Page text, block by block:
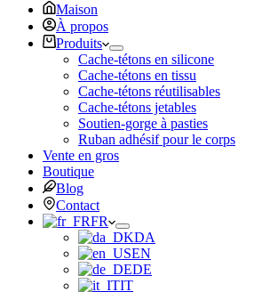
Maison
À propos
Produits
Cache-tétons en silicone
Cache-tétons en tissu
Cache-tétons réutilisables
Cache-tétons jetables
Soutien-gorge à pasties
Ruban adhésif pour le corps
Vente en gros
Boutique
Blog
Contact
FR
DA
EN
DE
IT